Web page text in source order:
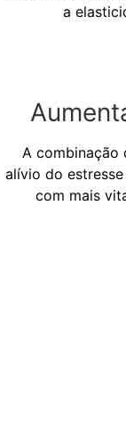
a
A
alívio do
com mais